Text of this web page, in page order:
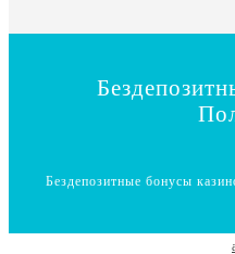
Бездепозитные бонусы